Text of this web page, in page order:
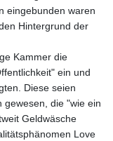
eingebunden waren
Hintergrund der
Kammer die
ein und
Diese seien
gewesen, die "wie ein
Geldwäsche
Love